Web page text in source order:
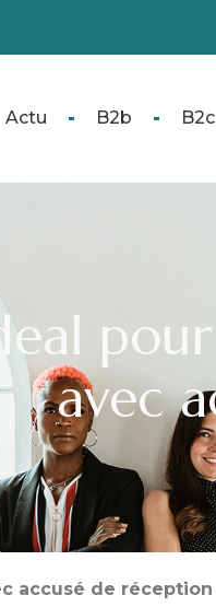
Actu B2b B2c
avec
accusé de réception